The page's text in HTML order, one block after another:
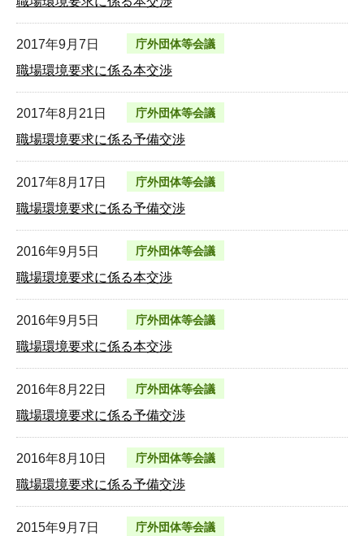
2017年9月7日 庁外団体等会議
職場環境要求に係る本交渉
2017年8月21日 庁外団体等会議
職場環境要求に係る予備交渉
2017年8月17日 庁外団体等会議
職場環境要求に係る予備交渉
2016年9月5日 庁外団体等会議
職場環境要求に係る本交渉
2016年9月5日 庁外団体等会議
職場環境要求に係る本交渉
2016年8月22日 庁外団体等会議
職場環境要求に係る予備交渉
2016年8月10日 庁外団体等会議
職場環境要求に係る予備交渉
2015年9月7日 庁外団体等会議